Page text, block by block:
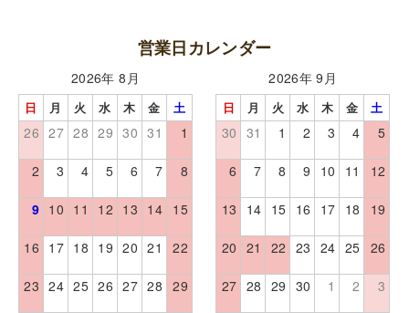
営業日カレンダー
2026年 8月
日 月 火 水 木 金 土
26 27 28 29 30 31 1
2 3 4 5 6 7 8
9 10 11 12 13 14 15
16 17 18 19 20 21 22
23 24 25 26 27 28 29
2026年 9月
日 月 火 水 木 金 土
30 31 1 2 3 4 5
6 7 8 9 10 11 12
13 14 15 16 17 18 19
20 21 22 23 24 25 26
27 28 29 30 1 2 3